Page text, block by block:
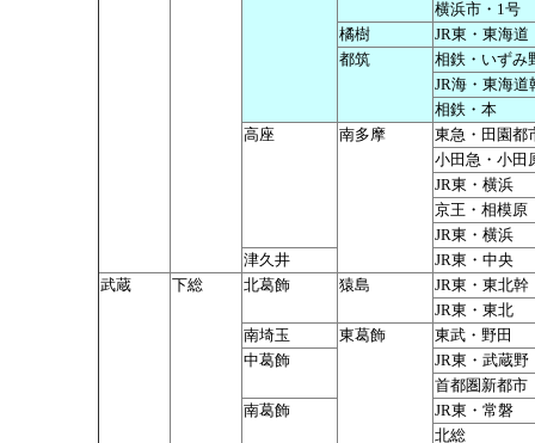
横浜市・1号
橘樹
JR東・東海道
都筑
相鉄・いずみ
JR海・東海道
相鉄・本
高座
南多摩
東急・田園都
小田急・小田
JR東・横浜
京王・相模原
JR東・横浜
津久井
JR東・中央
武蔵
下総 北葛飾 猿島
JR東・東北幹
JR東・東北
南埼玉
東葛飾
東武・野田
中葛飾
JR東・武蔵野
首都圏新都市
南葛飾
JR東・常磐
北総